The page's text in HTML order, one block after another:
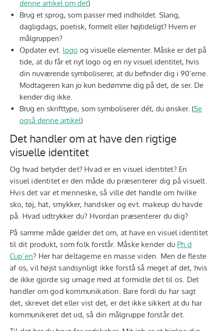
denne artikel om det)
Brug et sprog, som passer med indholdet. Slang,
dagligdags, poetisk, formelt eller højtideligt? Hvem er
målgruppen?
Opdater evt. logo og visuelle elementer. Måske er det på
tide, at du får et nyt logo og en ny visuel identitet, hvis
din nuværende symboliserer, at du befinder dig i 90’erne.
Modtageren kan jo kun bedømme dig på det, de ser. De
kender dig ikke.
Brug en skrifttype, som symboliserer dét, du ønsker. (Se
også denne artikel)
Det handler om at have den rigtige
visuelle identitet
Og hvad betyder det? Hvad er en visuel identitet? En
visuel identitet er den måde du præsenterer dig på visuelt.
Hvis det var et menneske, så ville det handle om hvilke
sko, tøj, hat, smykker, handsker og evt. makeup du havde
på. Hvad udtrykker du? Hvordan præsenterer du dig?
På samme måde gælder det om, at have en visuel identitet
til dit produkt, som folk forstår. Måske kender du Ph.d
Cup’en? Her har deltagerne en masse viden. Men de fleste
af os, vil højst sandsynligt ikke forstå så meget af det, hvis
de ikke gjorde sig umage med at formidle det til os. Det
handler om god kommunikation. Bare fordi du har sagt
det, skrevet det eller vist det, er det ikke sikkert at du har
kommunikeret det ud, så din målgruppe forstår det.